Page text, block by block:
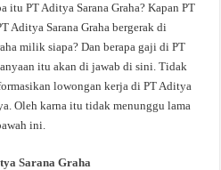
itu PT Aditya Sarana Graha? Kapan PT
Aditya Sarana Graha bergerak di
milik siapa? Dan berapa gaji di PT
itu akan di jawab di sini. Tidak
lowongan kerja di PT Aditya
Oleh karna itu tidak menunggu lama
ini.
Sarana Graha